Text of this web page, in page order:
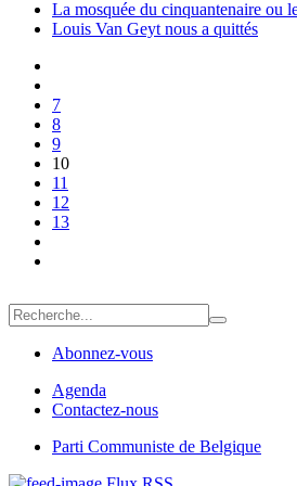
La mosquée du cinquantenaire ou
Louis Van Geyt nous a quittés
7
8
9
10
11
12
13
Abonnez-vous
Agenda
Contactez-nous
Parti Communiste de Belgique